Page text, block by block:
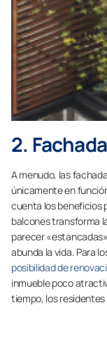
2.
A menudo, las
únicamente en
cuenta los beneficios
balcones transforma
parecer
abunda la vida. Para
posibilidad de
inmueble poco
tiempo, los